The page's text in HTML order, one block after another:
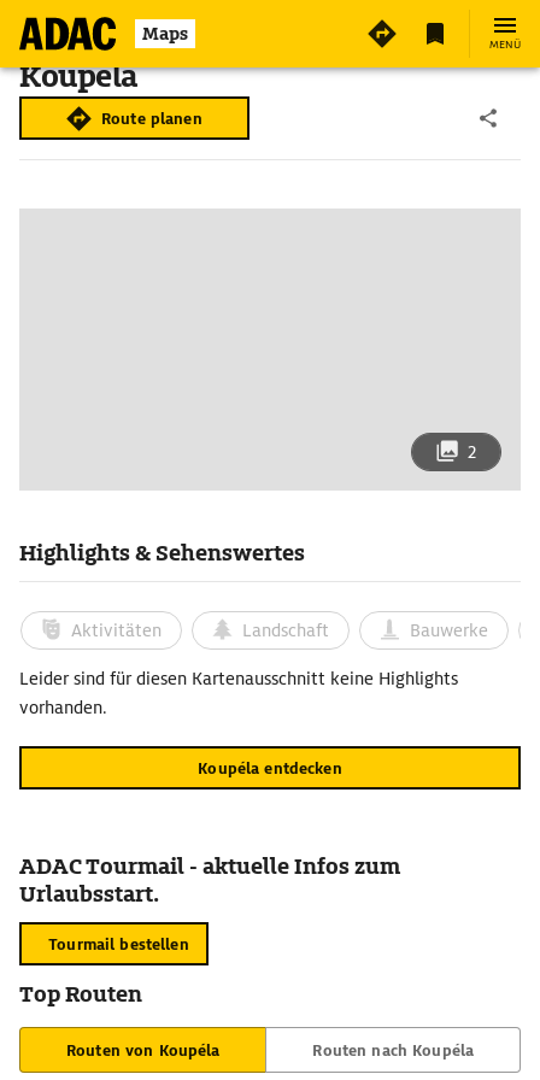
Maps MENÜ
Koupéla
Route planen
2
Highlights & Sehenswertes
Aktivitäten Landschaft Bauwerke
Leider sind für diesen Kartenausschnitt keine Highlights
vorhanden.
Koupéla entdecken
ADAC Tourmail - aktuelle Infos zum
Urlaubsstart.
Tourmail bestellen
Top Routen
Routen von Koupéla Routen nach Koupéla